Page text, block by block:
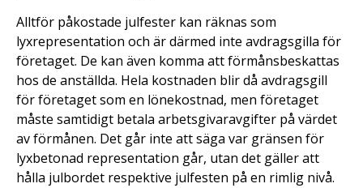
Alltför påkostade julfester kan räknas som
lyxrepresentation och är därmed inte avdragsgilla för
företaget. De kan även komma att förmånsbeskattas
hos de anställda. Hela kostnaden blir då avdragsgill
för företaget som en lönekostnad, men företaget
måste samtidigt betala arbetsgivaravgifter på värdet
av förmånen. Det går inte att säga var gränsen för
lyxbetonad representation går, utan det gäller att
hålla julbordet respektive julfesten på en rimlig nivå.